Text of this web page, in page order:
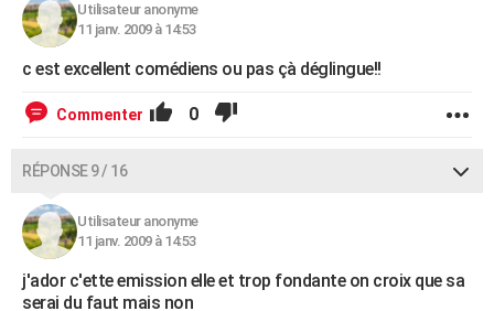
Utilisateur anonyme
11 janv. 2009 à 14:53
c est excellent comédiens ou pas çà déglingue!!
Commenter 0
RÉPONSE 9 / 16
Utilisateur anonyme
11 janv. 2009 à 14:53
j'ador c'ette emission elle et trop fondante on croix que sa
serai du faut mais non